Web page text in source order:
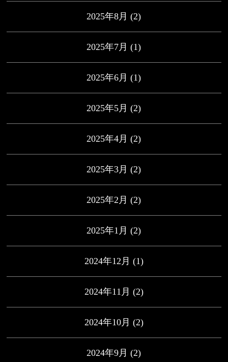
2025年8月 (2)
2025年7月 (1)
2025年6月 (1)
2025年5月 (2)
2025年4月 (2)
2025年3月 (2)
2025年2月 (2)
2025年1月 (2)
2024年12月 (1)
2024年11月 (2)
2024年10月 (2)
2024年9月 (2)